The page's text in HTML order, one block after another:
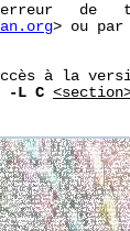
de
> ou par
à la
-L C